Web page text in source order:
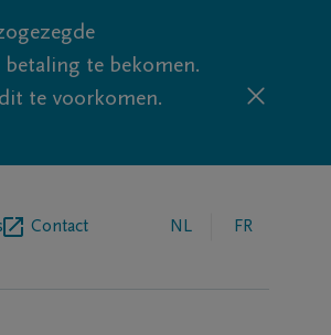
te bekomen.
te voorkomen.
Contact NL FR